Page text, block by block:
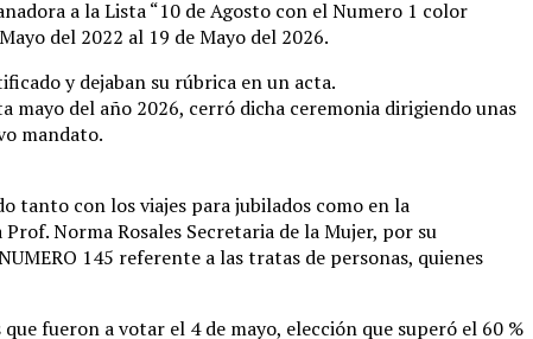
a la Lista “10 de Agosto con el Numero 1 color
del 2022 al 19 de Mayo del 2026.
y dejaban su rúbrica en un acta.
mayo del año 2026, cerró dicha ceremonia dirigiendo unas
mandato.
tanto con los viajes para jubilados como en la
Norma Rosales Secretaria de la Mujer, por su
145 referente a las tratas de personas, quienes
fueron a votar el 4 de mayo, elección que superó el 60 %